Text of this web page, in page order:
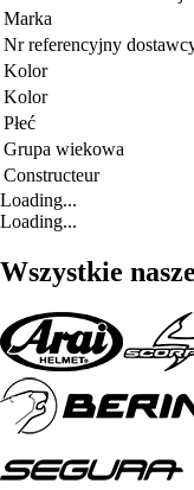
Marka
Nr referencyjny
Kolor
Kolor
Płeć
Grupa wiekowa
Constructeur
Loading...
Loading...
Wszystkie